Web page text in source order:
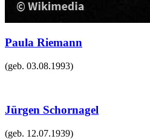
Paula Riemann
(geb. 03.08.1993)
Jürgen Schornagel
(geb. 12.07.1939)